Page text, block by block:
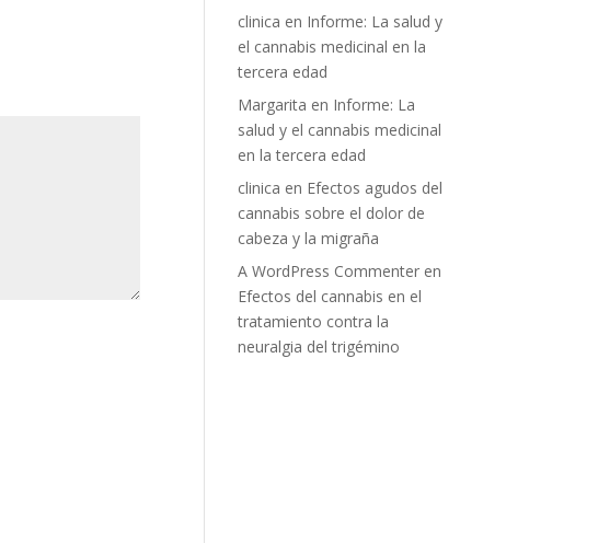
clinica en Informe: La salud y
el cannabis medicinal en la
tercera edad
Margarita en Informe: La
salud y el cannabis medicinal
en la tercera edad
clinica en Efectos agudos del
cannabis sobre el dolor de
cabeza y la migraña
A WordPress Commenter en
Efectos del cannabis en el
tratamiento contra la
neuralgia del trigémino